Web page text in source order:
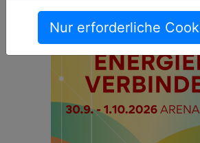
Nur erforderliche